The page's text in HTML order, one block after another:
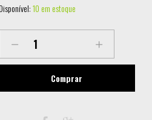
10 em estoque
AN1W-
LASER
Comprar